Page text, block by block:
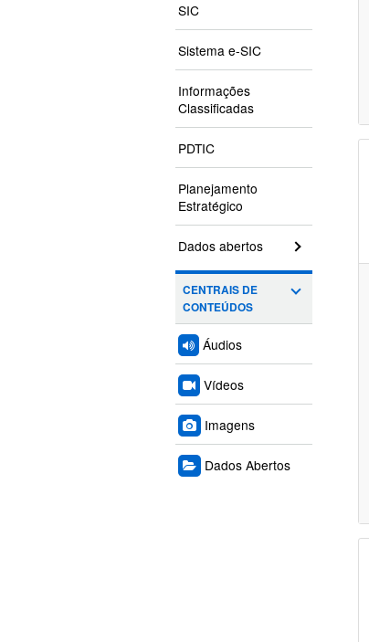
SIC
Sistema e-SIC
Informações
Classificadas
PDTIC
Planejamento
Estratégico
Dados abertos
CENTRAIS DE
CONTEÚDOS
Áudios
Vídeos
Imagens
Dados Abertos